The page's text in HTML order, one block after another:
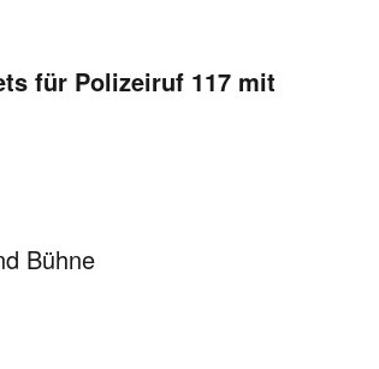
für Polizeiruf 117 mit
Bühne